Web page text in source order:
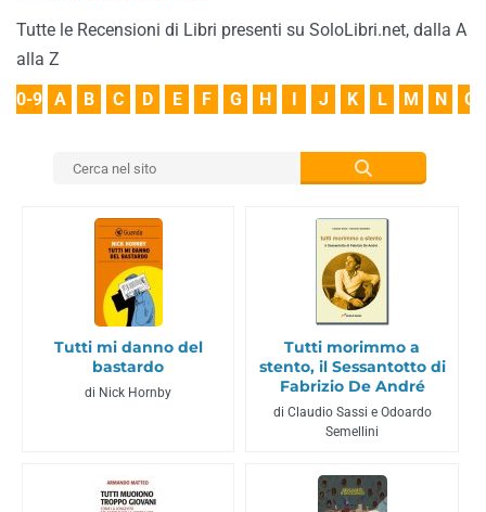
Tutte le Recensioni di Libri presenti su SoloLibri.net, dalla A
alla Z
0-9 A B C D E F G H I J K L M N O
Tutti mi danno del
bastardo
di Nick Hornby
Tutti morimmo a
stento, il Sessantotto di
Fabrizio De André
di Claudio Sassi e Odoardo
Semellini